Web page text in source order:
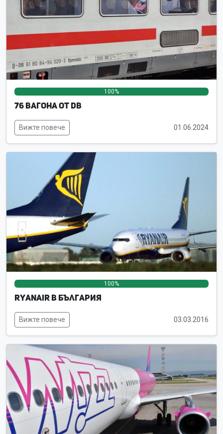
100%
76 вагона от DB
Вижте повече 01.06.2024
100%
Ryanair в България
Вижте повече 03.03.2016